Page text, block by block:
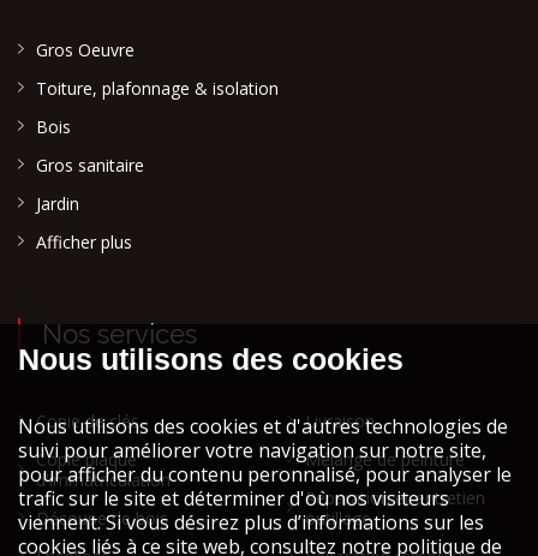
Gros Oeuvre
Toiture, plafonnage & isolation
Bois
Gros sanitaire
Jardin
Afficher plus
Nos services
Copie de clés
Copie plaque
d'immatriculation
Découpe de bois
Livraison
Mélange de peinture
Réparation et entretien
outillage